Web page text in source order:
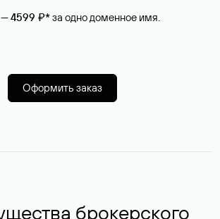
—4599 ₽*за одно доменное имя.
Оформить заказ
брокерского